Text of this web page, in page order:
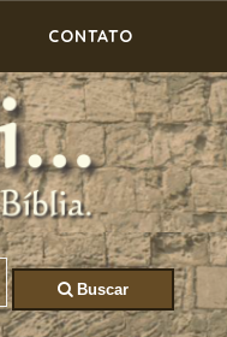
CONTATO
Buscar